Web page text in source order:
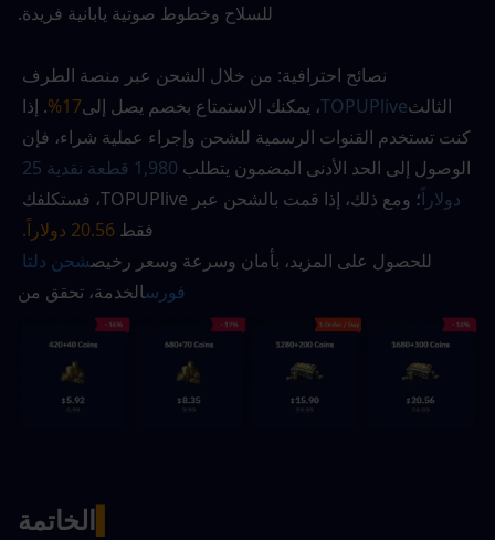
للسلاح وخطوط صوتية يابانية فريدة.
الثالثTOPUPlive، يمكنك الاستمتاع بخصم يصل إلى17%
الوصول إلى الحد الأدنى المضمون يتطلب
دولاراً
فقط
للحصول على المزيد، بأمان وسرعة وسعر رخيص
فورسالخدمة، تحقق من
الخاتمة